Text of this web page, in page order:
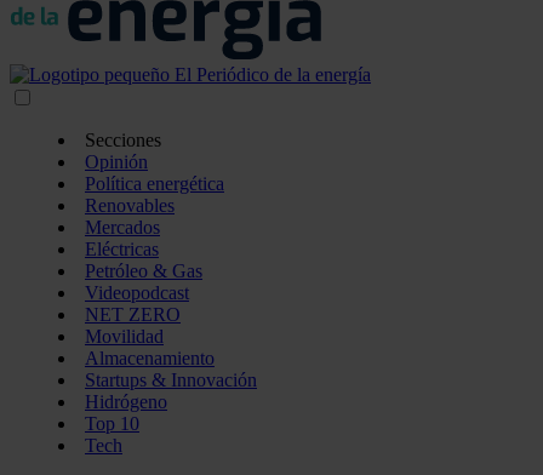
Secciones
Opinión
Política energética
Renovables
Mercados
Eléctricas
Petróleo & Gas
Videopodcast
NET ZERO
Movilidad
Almacenamiento
Startups & Innovación
Hidrógeno
Top 10
Tech